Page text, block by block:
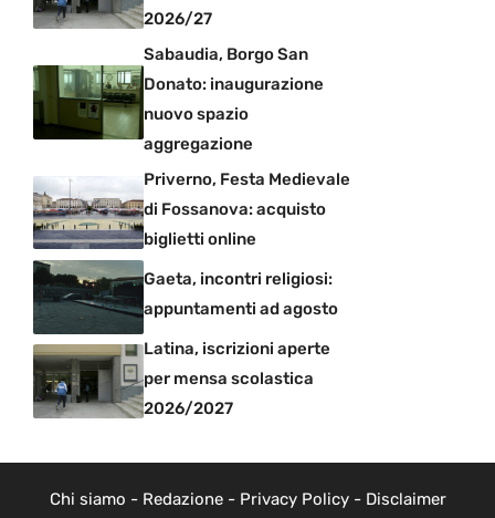
2026/27
Sabaudia, Borgo San
Donato: inaugurazione
nuovo spazio
aggregazione
Priverno, Festa Medievale
di Fossanova: acquisto
biglietti online
Gaeta, incontri religiosi:
appuntamenti ad agosto
Latina, iscrizioni aperte
per mensa scolastica
2026/2027
Chi siamo - Redazione- Privacy Policy- Disclaimer